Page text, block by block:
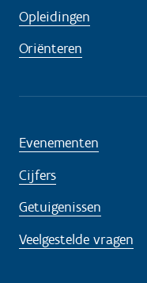
Opleidingen
Oriënteren
Evenementen
Cijfers
Getuigenissen
Veelgestelde vragen